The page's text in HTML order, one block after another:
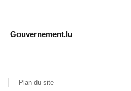
Gouvernement.lu
Plan du site